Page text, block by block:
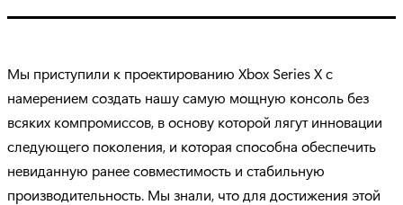
Мы приступили к проектированию Xbox Series X с
намерением создать нашу самую мощную консоль без
всяких компромиссов, в основу которой лягут инновации
следующего поколения, и которая способна обеспечить
невиданную ранее совместимость и стабильную
производительность. Мы знали, что для достижения этой